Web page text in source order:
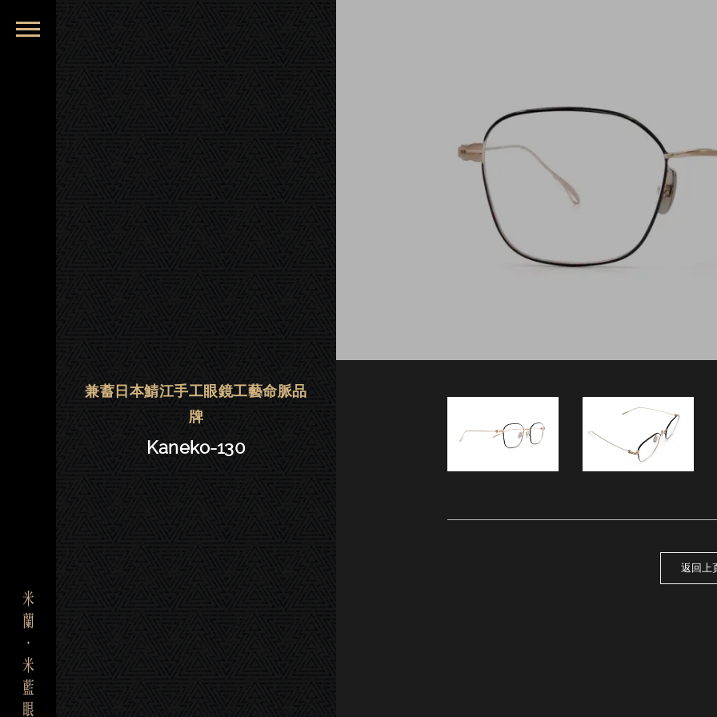
金子眼鏡 | 大安．東門－Kaneko-130
兼蓄日本鯖江手工眼鏡工藝命脈品
牌
Kaneko-130
返回上